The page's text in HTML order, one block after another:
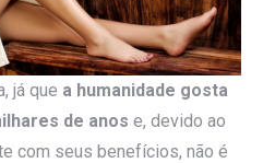
já que a humanidade gosta
de anos e, devido ao
com seus benefícios, não é